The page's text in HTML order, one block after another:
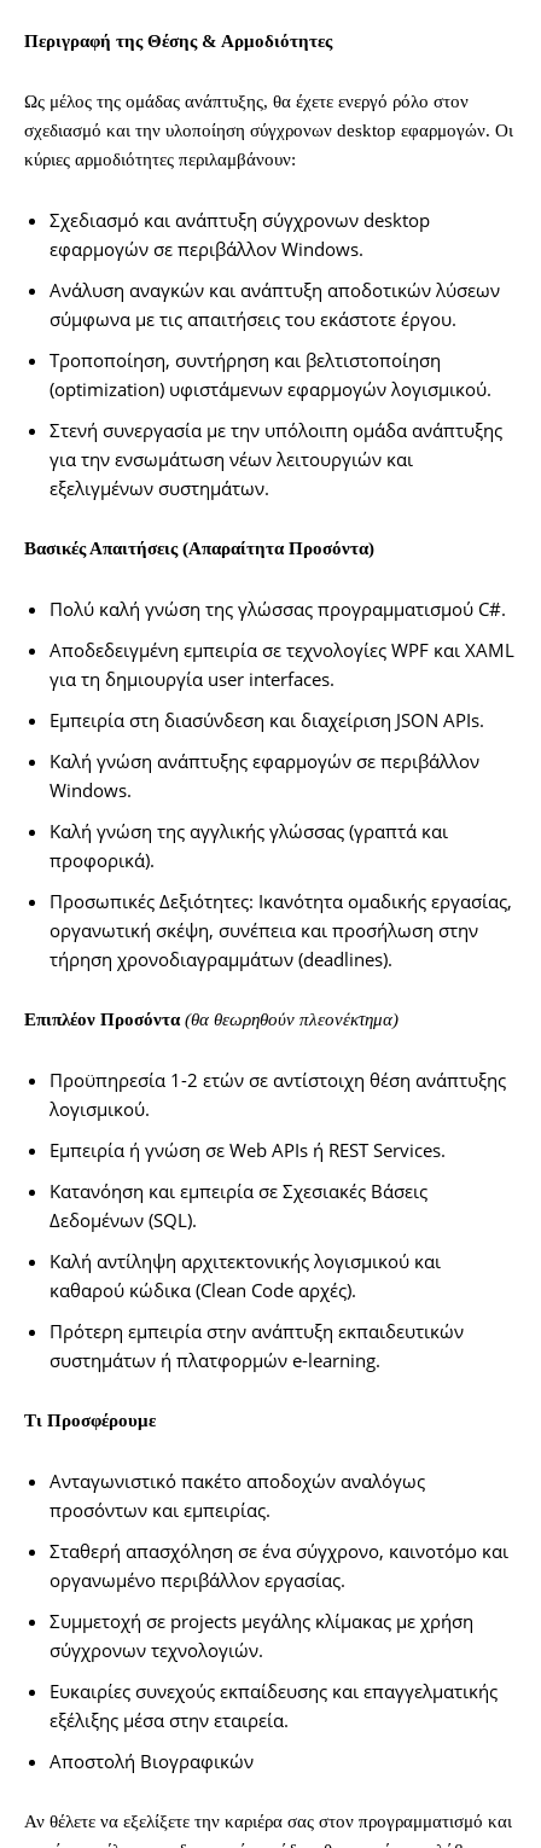
Περιγραφή της Θέσης & Αρμοδιότητες
Ως μέλος της ομάδας ανάπτυξης, θα έχετε ενεργό ρόλο στον
σχεδιασμό και την υλοποίηση σύγχρονων desktop εφαρμογών. Οι
κύριες αρμοδιότητες περιλαμβάνουν:
Σχεδιασμό και ανάπτυξη σύγχρονων desktop
εφαρμογών σε περιβάλλον Windows.
Ανάλυση αναγκών και ανάπτυξη αποδοτικών λύσεων
σύμφωνα με τις απαιτήσεις του εκάστοτε έργου.
Τροποποίηση, συντήρηση και βελτιστοποίηση
(optimization) υφιστάμενων εφαρμογών λογισμικού.
Στενή συνεργασία με την υπόλοιπη ομάδα ανάπτυξης
για την ενσωμάτωση νέων λειτουργιών και
εξελιγμένων συστημάτων.
Βασικές Απαιτήσεις (Απαραίτητα Προσόντα)
Πολύ καλή γνώση της γλώσσας προγραμματισμού C#.
Αποδεδειγμένη εμπειρία σε τεχνολογίες WPF και XAML
για τη δημιουργία user interfaces.
Εμπειρία στη διασύνδεση και διαχείριση JSON APIs.
Καλή γνώση ανάπτυξης εφαρμογών σε περιβάλλον
Windows.
Καλή γνώση της αγγλικής γλώσσας (γραπτά και
προφορικά).
Προσωπικές Δεξιότητες: Ικανότητα ομαδικής εργασίας,
οργανωτική σκέψη, συνέπεια και προσήλωση στην
τήρηση χρονοδιαγραμμάτων (deadlines).
Επιπλέον Προσόντα(θα θεωρηθούν πλεονέκτημα)
Προϋπηρεσία 1-2 ετών σε αντίστοιχη θέση ανάπτυξης
λογισμικού.
Εμπειρία ή γνώση σε Web APIs ή REST Services.
Κατανόηση και εμπειρία σε Σχεσιακές Βάσεις
Δεδομένων (SQL).
Καλή αντίληψη αρχιτεκτονικής λογισμικού και
καθαρού κώδικα (Clean Code αρχές).
Πρότερη εμπειρία στην ανάπτυξη εκπαιδευτικών
συστημάτων ή πλατφορμών e-learning.
Τι Προσφέρουμε
Ανταγωνιστικό πακέτο αποδοχών αναλόγως
προσόντων και εμπειρίας.
Σταθερή απασχόληση σε ένα σύγχρονο, καινοτόμο και
οργανωμένο περιβάλλον εργασίας.
Συμμετοχή σε projects μεγάλης κλίμακας με χρήση
σύγχρονων τεχνολογιών.
Ευκαιρίες συνεχούς εκπαίδευσης και επαγγελματικής
εξέλιξης μέσα στην εταιρεία.
Αποστολή Βιογραφικών
Αν θέλετε να εξελίξετε την καριέρα σας στον προγραμματισμό και